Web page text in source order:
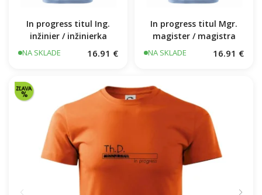
In progress titul Ing.
inžinier / inžinierka
NA SKLADE 16.91 €
In progress titul Mgr.
magister / magistra
NA SKLADE 16.91 €